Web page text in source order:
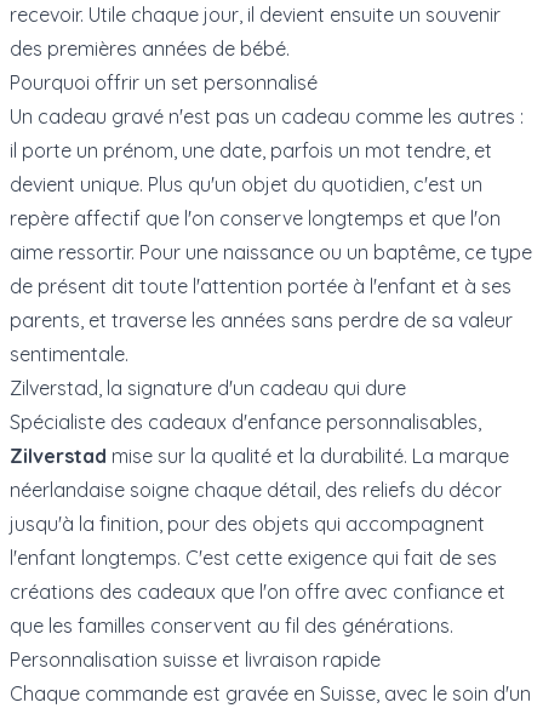
recevoir. Utile chaque jour, il devient ensuite un souvenir
des premières années de bébé.
Pourquoi offrir un set personnalisé
Un cadeau gravé n'est pas un cadeau comme les autres :
il porte un prénom, une date, parfois un mot tendre, et
devient unique. Plus qu'un objet du quotidien, c'est un
repère affectif que l'on conserve longtemps et que l'on
aime ressortir. Pour une naissance ou un baptême, ce type
de présent dit toute l'attention portée à l'enfant et à ses
parents, et traverse les années sans perdre de sa valeur
sentimentale.
Zilverstad, la signature d'un cadeau qui dure
Spécialiste des cadeaux d'enfance personnalisables,
Zilverstad mise sur la qualité et la durabilité. La marque
néerlandaise soigne chaque détail, des reliefs du décor
jusqu'à la finition, pour des objets qui accompagnent
l'enfant longtemps. C'est cette exigence qui fait de ses
créations des cadeaux que l'on offre avec confiance et
que les familles conservent au fil des générations.
Personnalisation suisse et livraison rapide
Chaque commande est gravée en Suisse, avec le soin d'un